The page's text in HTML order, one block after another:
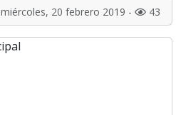
miércoles, 20 febrero 2019 - 43